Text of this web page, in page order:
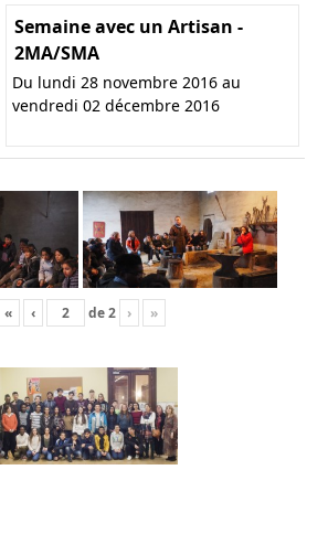
Semaine avec un Artisan -
2MA/SMA
Du lundi 28 novembre 2016 au
vendredi 02 décembre 2016
« ‹ de2 › »